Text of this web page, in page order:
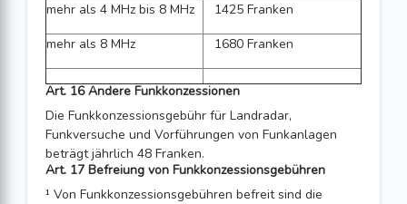
mehr als 4 MHz bis 8 MHz
1425 Franken
mehr als 8 MHz
1680 Franken
Art. 16 Andere Funkkonzessionen
Die Funkkonzessionsgebühr für Landradar,
Funkversuche und Vorführungen von Funkanlagen
beträgt jährlich 48 Franken.
Art. 17 Befreiung von Funkkonzessionsgebühren
¹ Von Funkkonzessionsgebühren befreit sind die